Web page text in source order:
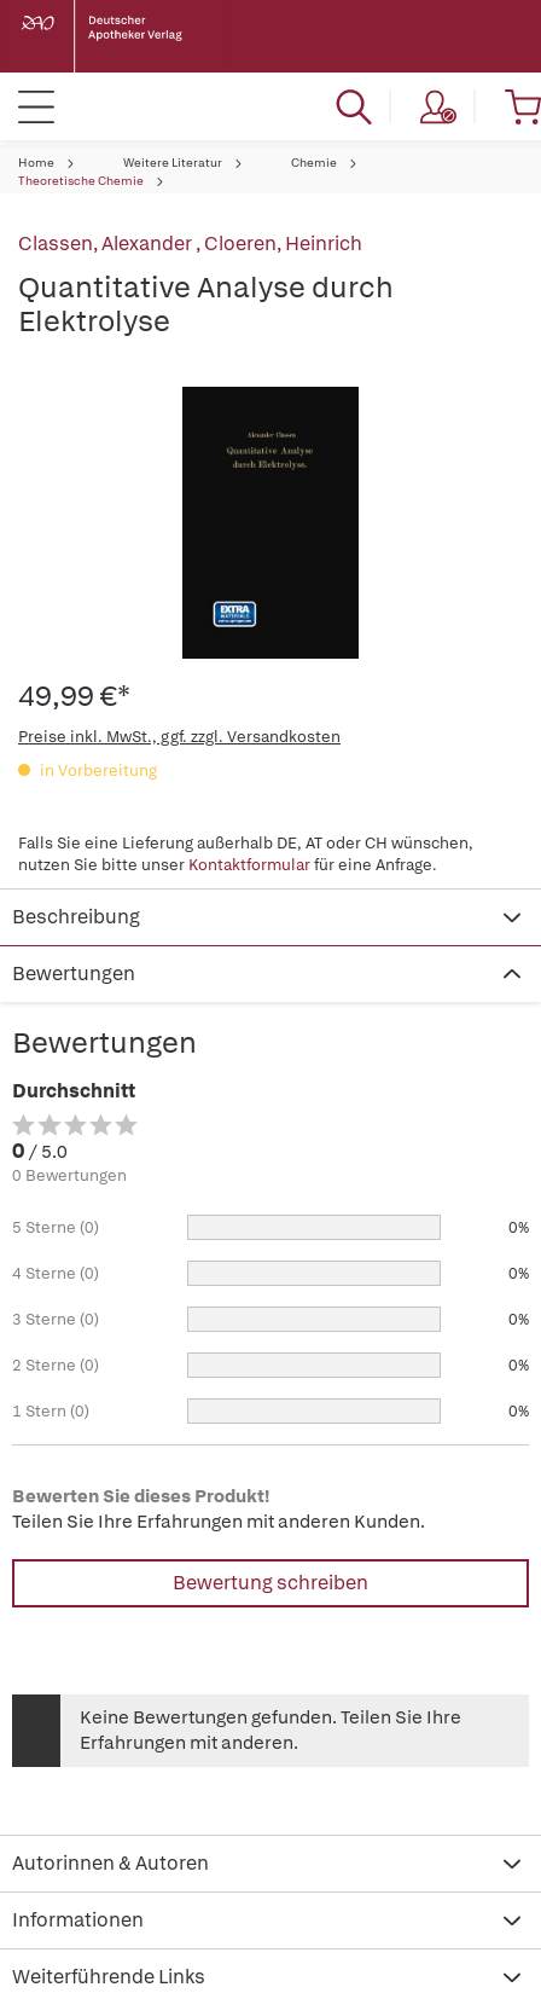
Home Weitere Literatur
Chemie
Theoretische Chemie
Classen, Alexander,Cloeren, Heinrich
Quantitative Analyse durch
Elektrolyse
49,99 €*
Preise inkl. MwSt., ggf. zzgl. Versandkosten
in Vorbereitung
Falls Sie eine Lieferung außerhalb DE, AT oder CH wünschen,
nutzen Sie bitte unser Kontaktformularfür eine Anfrage.
Beschreibung
Bewertungen
Bewertungen
Durchschnitt
0 / 5.0
0 Bewertungen
5 Sterne (0) 0%
4 Sterne (0) 0%
3 Sterne (0) 0%
2 Sterne (0) 0%
1 Stern (0) 0%
Bewerten Sie dieses Produkt!
Teilen Sie Ihre Erfahrungen mit anderen Kunden.
Bewertung schreiben
Keine Bewertungen gefunden. Teilen Sie Ihre
Erfahrungen mit anderen.
Autorinnen & Autoren
Informationen
Weiterführende Links